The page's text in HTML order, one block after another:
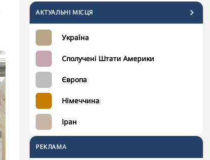
АКТУАЛЬНІ МІСЦЯ
Україна
Сполучені Штати Америки
Європа
Німеччина
Іран
РЕКЛАМА